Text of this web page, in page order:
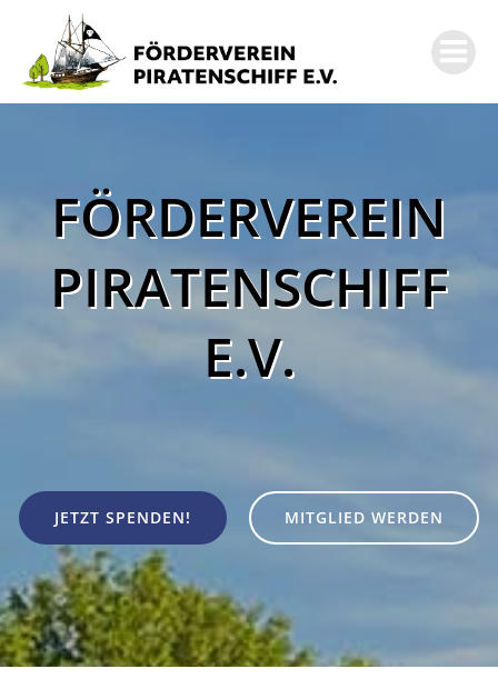
springen
FÖRDERVEREIN
PIRATENSCHIFF
E.V.
JETZT SPENDEN! MITGLIED WERDEN